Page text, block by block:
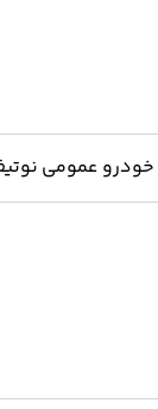
خودرو عمومی